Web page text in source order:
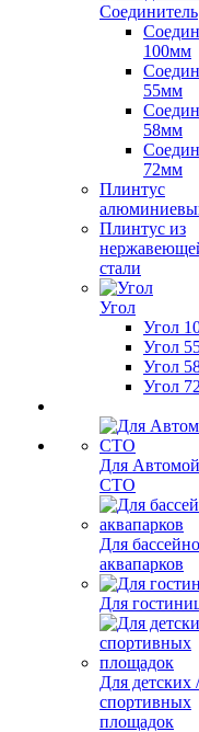
Соединитель
100мм
55мм
58мм
72мм
Плинтус
Плинтус из
стали
Угол
Угол
Угол
Угол
Угол
Для
СТО
Для
аквапарков
Для
Для детских /
спортивных
площадок